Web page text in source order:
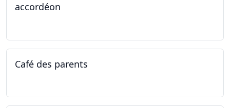
accordéon
Café des parents